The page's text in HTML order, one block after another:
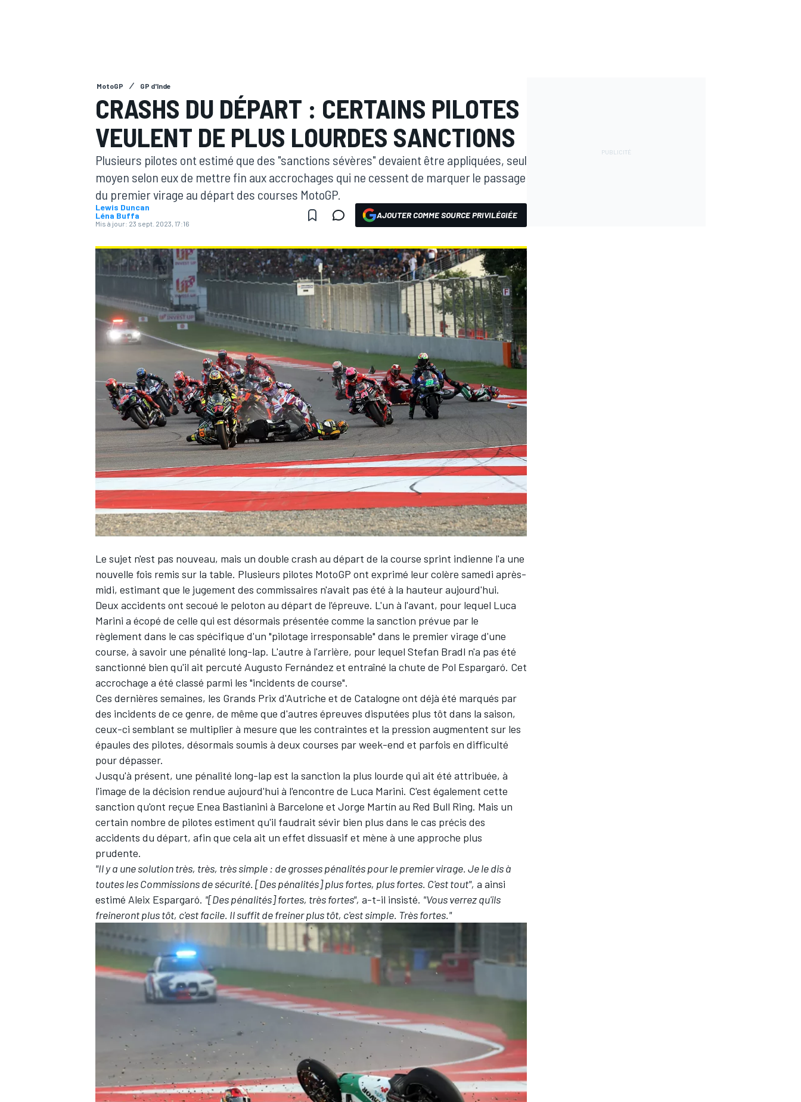
MOTOGP
WRC
WEC
MotoGP GP d'Inde
CRASHS DU DÉPART : CERTAINS PILOTES
VEULENT DE PLUS LOURDES SANCTIONS
Plusieurs pilotes ont estimé que des "sanctions sévères" devaient être appliquées, seul
moyen selon eux de mettre fin aux accrochages qui ne cessent de marquer le passage
du premier virage au départ des courses MotoGP.
Lewis Duncan
Léna Buffa
Mis à jour: 23 sept. 2023, 17:16
AJOUTER COMME SOURCE PRIVILÉGIÉE
Le sujet n'est pas nouveau, mais un double crash au départ de la course sprint indienne l'a une
nouvelle fois remis sur la table. Plusieurs pilotes MotoGP ont exprimé leur colère samedi après-
midi, estimant que le jugement des commissaires n'avait pas été à la hauteur aujourd'hui.
Deux accidents ont secoué le peloton au départ de l'épreuve. L'un à l'avant, pour lequel Luca
Marini a écopé de celle qui est désormais présentée comme la sanction prévue par le
règlement dans le cas spécifique d'un "pilotage irresponsable" dans le premier virage d'une
course, à savoir une pénalité long-lap. L'autre à l'arrière, pour lequel Stefan Bradl n'a pas été
sanctionné bien qu'il ait percuté Augusto Fernández et entraîné la chute de Pol Espargaró. Cet
accrochage a été classé parmi les "incidents de course".
Ces dernières semaines, les Grands Prix d'Autriche et de Catalogne ont déjà été marqués par
des incidents de ce genre, de même que d'autres épreuves disputées plus tôt dans la saison,
ceux-ci semblant se multiplier à mesure que les contraintes et la pression augmentent sur les
épaules des pilotes, désormais soumis à deux courses par week-end et parfois en difficulté
pour dépasser.
Jusqu'à présent, une pénalité long-lap est la sanction la plus lourde qui ait été attribuée, à
l'image de la décision rendue aujourd'hui à l'encontre de Luca Marini. C'est également cette
sanction qu'ont reçue Enea Bastianini à Barcelone et Jorge Martín au Red Bull Ring. Mais un
certain nombre de pilotes estiment qu'il faudrait sévir bien plus dans le cas précis des
accidents du départ, afin que cela ait un effet dissuasif et mène à une approche plus
prudente.
"Il y a une solution très, très, très simple : de grosses pénalités pour le premier virage. Je le dis à
toutes les Commissions de sécurité. [Des pénalités] plus fortes, plus fortes. C'est tout", a ainsi
estimé Aleix Espargaró. "[Des pénalités] fortes, très fortes", a-t-il insisté. "Vous verrez qu'ils
freineront plus tôt, c'est facile. Il suffit de freiner plus tôt, c'est simple. Très fortes."